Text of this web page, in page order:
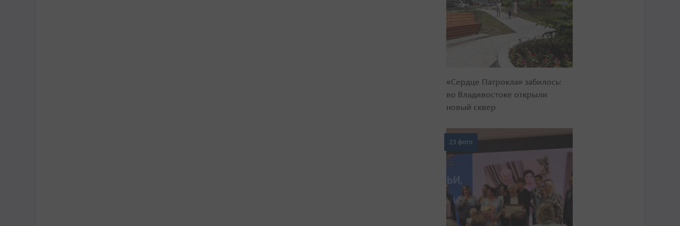
«Сердце Патрокла» забилось:
во Владивостоке открыли
новый сквер
23 фото